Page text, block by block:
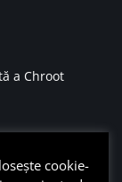
a Chroot
cookie-